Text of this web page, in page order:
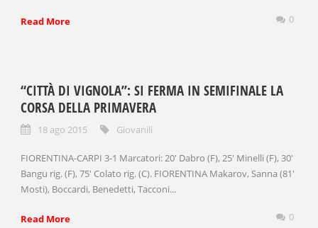
Read More 0
“CITTÀ DI VIGNOLA”: SI FERMA IN SEMIFINALE LA
CORSA DELLA PRIMAVERA
18 ago 2015 Giovanili
FIORENTINA-CARPI 3-1 Marcatori: 20′ Dabro (F), 25′ Minelli (F), 30′
Bangu rig. (F), 75′ Colato rig. (C). FIORENTINA Makarov, Sanna (81′
Mosti), Boccardi, Benedetti, Tacconi...
Read More 0